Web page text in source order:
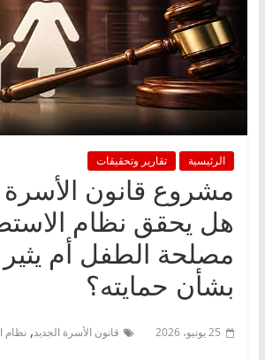
الرئيسية تقارير وتحقيقات
مشروع قانون الأسرة
هل يحقق نظام
مصلحة الطفل أم
بشأن حمايته؟
25 يونيو، 2026 قانون الأسرة الجديد, نظام